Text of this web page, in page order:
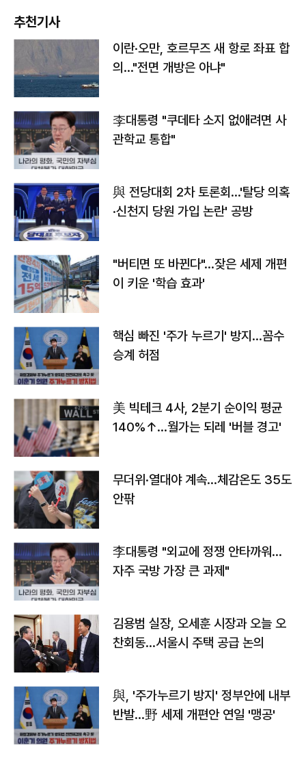
추천기사
이란·오만, 호르무즈 새 항로 좌표 합
의…"전면 개방은 아냐"
李대통령 "쿠데타 소지 없애려면 사
관학교 통합"
與 전당대회 2차 토론회…'탈당 의혹
·신천지 당원 가입 논란' 공방
"버티면 또 바뀐다"…잦은 세제 개편
이 키운 '학습 효과'
핵심 빠진 '주가 누르기' 방지…꼼수
승계 허점
美 빅테크 4사, 2분기 순이익 평균
140%↑…월가는 되레 '버블 경고'
무더위·열대야 계속…체감온도 35도
안팎
李대통령 "외교에 정쟁 안타까워…
자주 국방 가장 큰 과제"
김용범 실장, 오세훈 시장과 오늘 오
찬회동...서울시 주택 공급 논의
與, '주가누르기 방지' 정부안에 내부
반발…野 세제 개편안 연일 '맹공'